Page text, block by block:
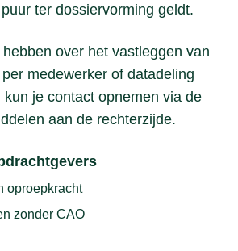
ter dossiervorming geldt.
over het vastleggen van
medewerker of datadeling
kun je contact opnemen via de
aan de rechterzijde.
oproepkracht
zonder CAO